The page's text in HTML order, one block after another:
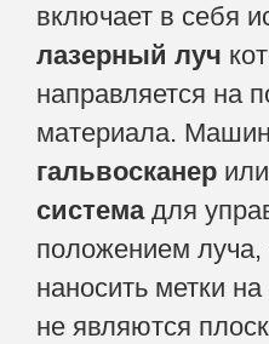
включает в себя
лазерный луч
направляется на
материала.
гальвосканер или
системадля
положением луча,
наносить метки
не являются